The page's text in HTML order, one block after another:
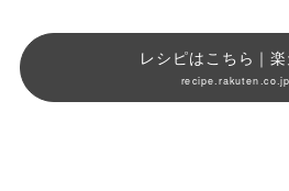
レシピはこちら｜
recipe.rakuten.co.jp